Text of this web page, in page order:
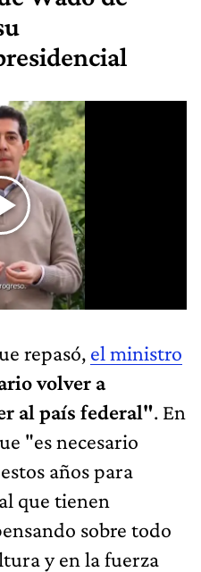
repasó, el ministro
volver a
al país federal". En
"es necesario
años para
que tienen
sobre todo
y en la fuerza